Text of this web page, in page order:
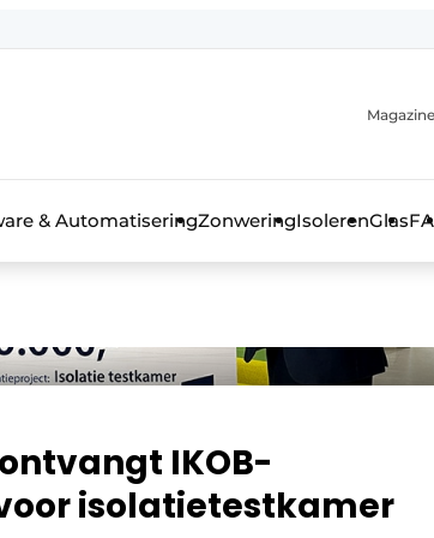
glas & daken
& AutomatiseringZonweringIsolerenGlas
IKOB-
isolatietestkamer